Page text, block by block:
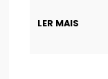
LER MAIS